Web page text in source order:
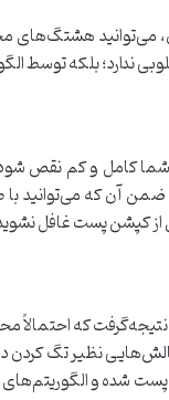
ندارد؛ بلکه
و کم نقص شود.
آن که می‌توانید
از کپشن پست غافل
که احتمالاً
نظیر تگ کردن
و الگوریتم‌های